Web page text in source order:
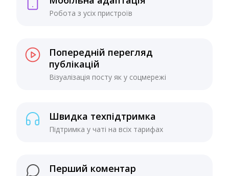
Робота з усіх пристроїв
Попередній перегляд
публікацій
Візуалізація посту як у соцмережі
Швидка техпідтримка
Підтримка у чаті на всіх тарифах
Перший коментар